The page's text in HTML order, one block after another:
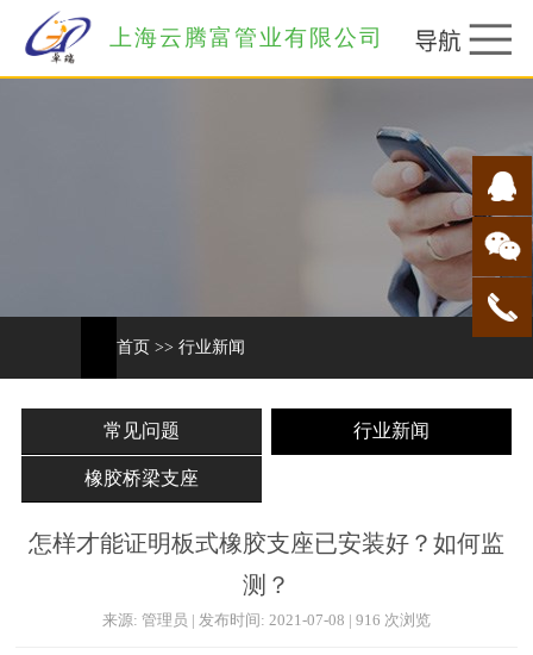
上海云腾富管业有限公司
首页 >> 行业新闻
常见问题 行业新闻
橡胶桥梁支座
怎样才能证明板式橡胶支座已安装好？如何监
测？
来源: 管理员 | 发布时间: 2021-07-08 | 916 次浏览